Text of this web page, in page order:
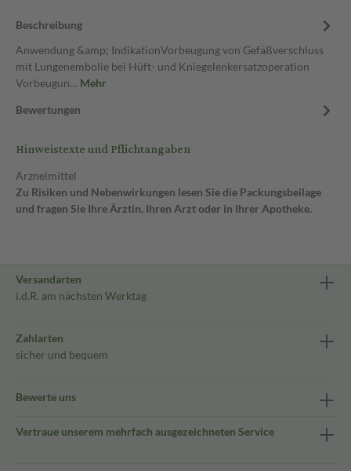
Beschreibung
Anwendung &amp; IndikationVorbeugung von Gefäßverschluss
mit Lungenembolie bei Hüft- und Kniegelenkersatzoperation
Vorbeugun… Mehr
Bewertungen
Hinweistexte und Pflichtangaben
Arzneimittel
Zu Risiken und Nebenwirkungen lesen Sie die Packungsbeilage
und fragen Sie Ihre Ärztin, Ihren Arzt oder in Ihrer Apotheke.
Versandarten
i.d.R. am nächsten Werktag
Zahlarten
sicher und bequem
Bewerte uns
Vertraue unserem mehrfach ausgezeichneten Service